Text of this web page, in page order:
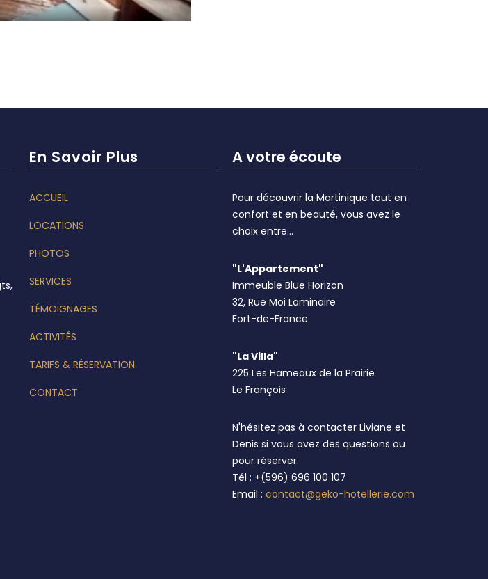
En Savoir Plus
ACCUEIL
LOCATIONS
PHOTOS
SERVICES
TÉMOIGNAGES
ACTIVITÉS
TARIFS & RÉSERVATION
CONTACT
A votre écoute
Pour découvrir la Martinique tout en
confort et en beauté, vous avez le
choix entre...
"L'Appartement"
Immeuble Blue Horizon
32, Rue Moi Laminaire
Fort-de-France
"La Villa"
225 Les Hameaux de la Prairie
Le François
N'hésitez pas à contacter Liviane et
Denis si vous avez des questions ou
pour réserver.
Tél : +(596) 696 100 107
Email :contact@geko-hotellerie.com